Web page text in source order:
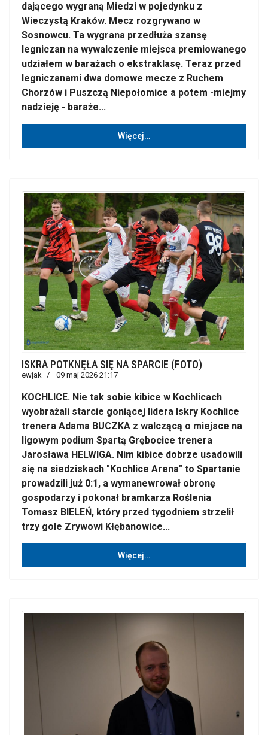
dającego wygraną Miedzi w pojedynku z
Wieczystą Kraków. Mecz rozgrywano w
Sosnowcu. Ta wygrana przedłuża szansę
legniczan na wywalczenie miejsca premiowanego
udziałem w barażach o ekstraklasę. Teraz przed
legniczanami dwa domowe mecze z Ruchem
Chorzów i Puszczą Niepołomice a potem -miejmy
nadzieję - baraże...
Więcej…
ISKRA POTKNĘŁA SIĘ NA SPARCIE (FOTO)
ewjak 09 maj 2026 21:17
KOCHLICE. Nie tak sobie kibice w Kochlicach
wyobrażali starcie goniącej lidera Iskry Kochlice
trenera Adama BUCZKA z walczącą o miejsce na
ligowym podium Spartą Grębocice trenera
Jarosława HELWIGA. Nim kibice dobrze usadowili
się na siedziskach "Kochlice Arena" to Spartanie
prowadzili już 0:1, a wymanewrował obronę
gospodarzy i pokonał bramkarza Roślenia
Tomasz BIELEŃ, który przed tygodniem strzelił
trzy gole Zrywowi Kłębanowice...
Więcej…